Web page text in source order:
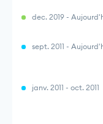
dec. 2019 -
sept. 2011 -
janv. 2011 - oct. 2011